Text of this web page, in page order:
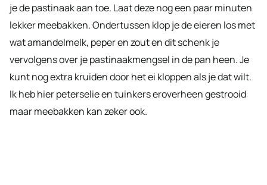
je de pastinaak aan toe. Laat deze nog een paar minuten
lekker meebakken. Ondertussen klop je de eieren los met
wat amandelmelk, peper en zout en dit schenk je
vervolgens over je pastinaakmengsel in de pan heen. Je
kunt nog extra kruiden door het ei kloppen als je dat wilt.
Ik heb hier peterselie en tuinkers eroverheen gestrooid
maar meebakken kan zeker ook.